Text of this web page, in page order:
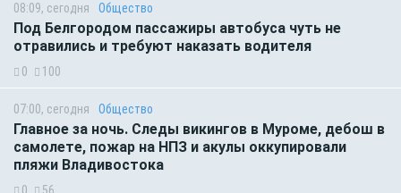
08:09, сегодня Общество
Под Белгородом пассажиры автобуса чуть не
отравились и требуют наказать водителя
0 100
07:00, сегодня Общество
Главное за ночь. Следы викингов в Муроме, дебош в
самолете, пожар на НПЗ и акулы оккупировали
пляжи Владивостока